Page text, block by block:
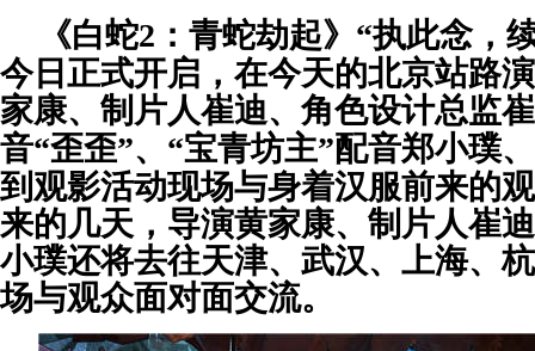
《白蛇2：青蛇劫起》“执此念，
今日正式开启，在今天的北京站路
家康、制片人崔迪、角色设计总监
音“歪歪”、 “宝青坊主”配音郑小璞
到观影活动现场与身着汉服前来的
来的几天，导演黄家康、制片人崔
小璞还将去往天津、武汉、上海、
场与观众面对面交流。